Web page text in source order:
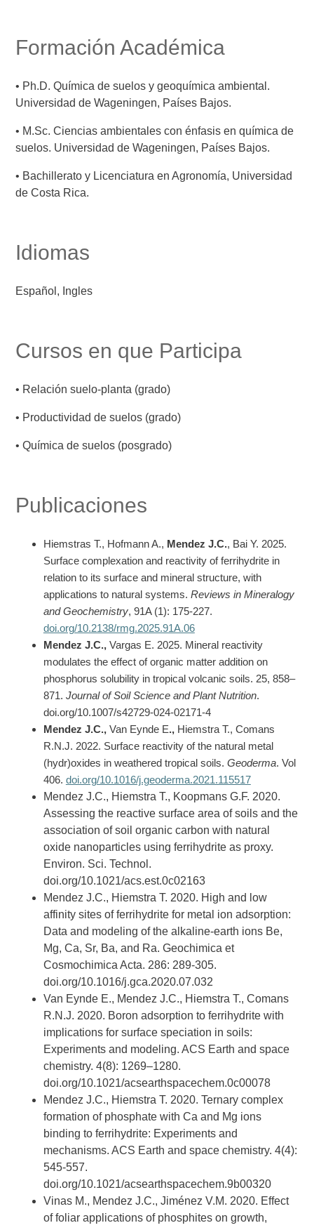
Formación Académica
• Ph.D. Química de suelos y geoquímica ambiental.
Universidad de Wageningen, Países Bajos.
• M.Sc. Ciencias ambientales con énfasis en química de
suelos. Universidad de Wageningen, Países Bajos.
• Bachillerato y Licenciatura en Agronomía, Universidad
de Costa Rica.
Idiomas
Español, Ingles
Cursos en que Participa
• Relación suelo-planta (grado)
• Productividad de suelos (grado)
• Química de suelos (posgrado)
Publicaciones
Hiemstras T., Hofmann A., Mendez J.C., Bai Y. 2025.
Surface complexation and reactivity of ferrihydrite in
relation to its surface and mineral structure, with
applications to natural systems. Reviews in Mineralogy
and Geochemistry, 91A (1): 175-227.
doi.org/10.2138/rmg.2025.91A.06
Mendez J.C., Vargas E. 2025. Mineral reactivity
modulates the effect of organic matter addition on
phosphorus solubility in tropical volcanic soils. 25, 858–
871. Journal of Soil Science and Plant Nutrition.
doi.org/10.1007/s42729-024-02171-4
Mendez J.C., Van Eynde E., Hiemstra T., Comans
R.N.J. 2022. Surface reactivity of the natural metal
(hydr)oxides in weathered tropical soils. Geoderma. Vol
406. doi.org/10.1016/j.geoderma.2021.115517
Mendez J.C., Hiemstra T., Koopmans G.F. 2020.
Assessing the reactive surface area of soils and the
association of soil organic carbon with natural
oxide nanoparticles using ferrihydrite as proxy.
Environ. Sci. Technol.
doi.org/10.1021/acs.est.0c02163
Mendez J.C., Hiemstra T. 2020. High and low
affinity sites of ferrihydrite for metal ion adsorption:
Data and modeling of the alkaline-earth ions Be,
Mg, Ca, Sr, Ba, and Ra. Geochimica et
Cosmochimica Acta. 286: 289-305.
doi.org/10.1016/j.gca.2020.07.032
Van Eynde E., Mendez J.C., Hiemstra T., Comans
R.N.J. 2020. Boron adsorption to ferrihydrite with
implications for surface speciation in soils:
Experiments and modeling. ACS Earth and space
chemistry. 4(8): 1269–1280.
doi.org/10.1021/acsearthspacechem.0c00078
Mendez J.C., Hiemstra T. 2020. Ternary complex
formation of phosphate with Ca and Mg ions
binding to ferrihydrite: Experiments and
mechanisms. ACS Earth and space chemistry. 4(4):
545-557.
doi.org/10.1021/acsearthspacechem.9b00320
Vinas M., Mendez J.C., Jiménez V.M. 2020. Effect
of foliar applications of phosphites on growth,